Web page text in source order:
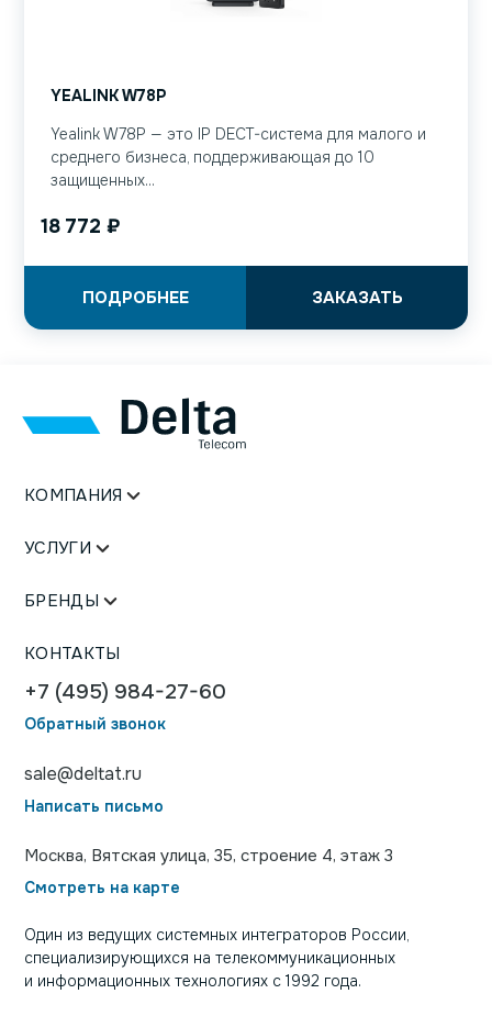
YEALINK W78P
Yealink W78P — это IP DECT-система для малого и
среднего бизнеса, поддерживающая до 10
защищенных...
18 772 ₽
ЗАКАЗАТЬ
ПОДРОБНЕЕ
КОМПАНИЯ
УСЛУГИ
БРЕНДЫ
КОНТАКТЫ
+7 (495) 984-27-60
Обратный звонок
sale@deltat.ru
Написать письмо
Москва, Вятская улица, 35, строение 4, этаж 3
Смотреть на карте
Один из ведущих системных интеграторов России,
специализирующихся на телекоммуникационных
и информационных технологиях с 1992 года.